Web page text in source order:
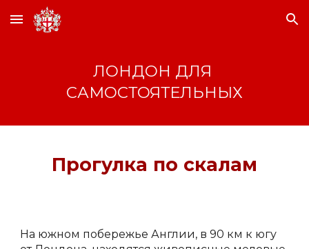
Skip to main content Skip to navigation
ЛОНДОН ДЛЯ
САМОСТОЯТЕЛЬНЫХ
Прогулка по скалам
На южном побережье Англии, в 90 км к югу